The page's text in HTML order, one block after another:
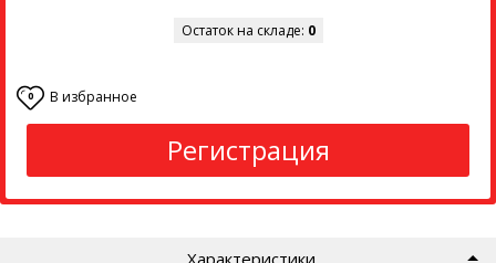
Остаток на складе: 0
0 В избранное
Регистрация
Характеристики